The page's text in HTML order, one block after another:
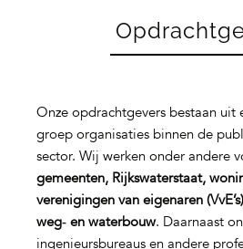
Onze opdrachtgevers bestaan uit
groep organisaties binnen de
sector. Wij werken onder andere
gemeenten, Rijkswaterstaat,
verenigingen van eigenaren (VvE’s)
weg‑ en waterbouw. Daarnaast
ingenieursbureaus en andere